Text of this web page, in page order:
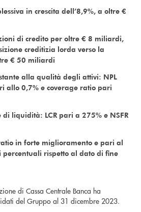
in crescita dell’8,9%, a oltre €
di credito per oltre € 8 miliardi,
creditizia lorda verso la
€ 50 miliardi
alla qualità degli attivi: NPL
allo 0,7% e coverage ratio pari
liquidità: LCR pari a 275% e NSFR
in forte miglioramento e pari al
percentuali rispetto al dato di fine
di Cassa Centrale Banca ha
del Gruppo al 31 dicembre 2023.